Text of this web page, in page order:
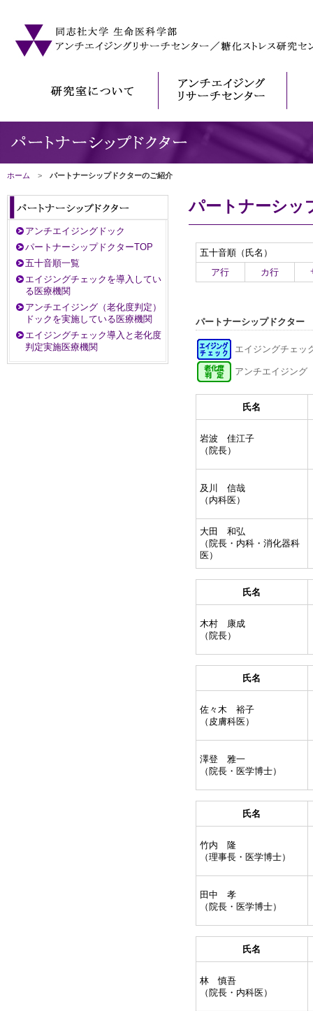
ホーム > パートナーシップドクターのご紹介
アンチエイジングドック
パートナーシップドクターTOP
五十音順一覧
エイジングチェックを導入してい
る医療機関
アンチエイジング（老化度判定）
ドックを実施している医療機関
エイジングチェック導入と老化度
判定実施医療機関
パートナーシッ
五十音順（氏名）
ア行
カ行
パートナーシップドクター
エイジングチェッ
アンチエイジング
氏名
岩波 佳江子
（院長）
及川 信哉
（内科医）
大田 和弘
（院長・内科・消化器科
医）
氏名
木村 康成
（院長）
氏名
佐々木 裕子
（皮膚科医）
澤登 雅一
（院長・医学博士）
氏名
竹内 隆
（理事長・医学博士）
田中 孝
（院長・医学博士）
氏名
林 慎吾
（院長・内科医）